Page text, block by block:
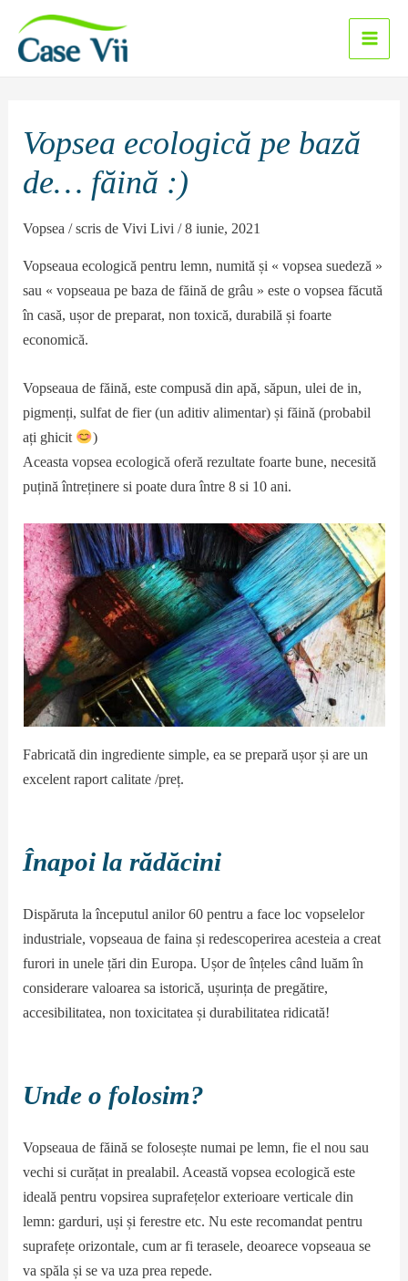
conținut
Main
Vopsea ecologică pe bază
de… făină :)
Vopsea / scris deVivi Livi/8 iunie, 2021
Vopseaua ecologică pentru lemn, numită și « vopsea suedeză »
sau « vopseaua pe baza de făină de grâu » este o vopsea făcută
în casă, ușor de preparat, non toxică, durabilă și foarte
economică.
Vopseaua de făină, este compusă din apă, săpun, ulei de in,
pigmenți, sulfat de fier (un aditiv alimentar) și făină (probabil
ați ghicit
)
Aceasta vopsea ecologică oferă rezultate foarte bune, necesită
puțină întreținere si poate dura între 8 si 10 ani.
Fabricată din ingrediente simple, ea se prepară ușor și are un
excelent raport calitate /preț.
Înapoi la rădăcini
Dispăruta la începutul anilor 60 pentru a face loc vopselelor
industriale, vopseaua de faina și redescoperirea acesteia a creat
furori in unele țări din Europa. Ușor de înțeles când luăm în
considerare valoarea sa istorică, ușurința de pregătire,
accesibilitatea, non toxicitatea și durabilitatea ridicată!
Unde o folosim?
Vopseaua de făină se folosește numai pe lemn, fie el nou sau
vechi si curățat in prealabil. Această vopsea ecologică este
ideală pentru vopsirea suprafețelor exterioare verticale din
lemn: garduri, uși și ferestre etc. Nu este recomandat pentru
suprafețe orizontale, cum ar fi terasele, deoarece vopseaua se
va spăla și se va uza prea repede.